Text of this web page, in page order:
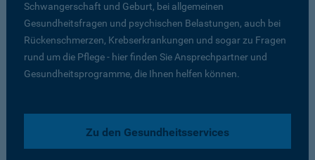
Schwangerschaft und Geburt, bei allgemeinen
Gesundheitsfragen und psychischen Belastungen, auch bei
Rückenschmerzen, Krebserkrankungen und sogar zu Fragen
rund um die Pflege - hier finden Sie Ansprechpartner und
Gesundheitsprogramme, die Ihnen helfen können.
Zu den Gesundheitsservices